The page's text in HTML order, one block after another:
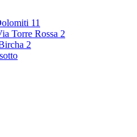
11
Torre Rossa 2
2